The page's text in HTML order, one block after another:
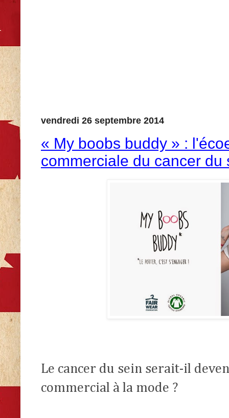
vendredi 26 septembre 2014
« My boobs buddy » :
commerciale du cancer du
Le cancer du sein serait-il
commercial à la mode ?